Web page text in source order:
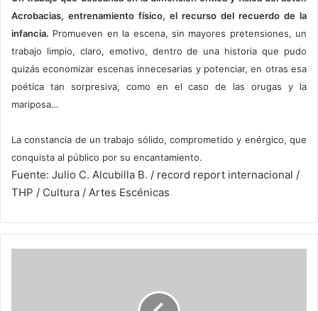
Acrobacias, entrenamiento físico, el recurso del recuerdo de la
infancia. Promueven en la escena, sin mayores pretensiones, un
trabajo limpio, claro, emotivo, dentro de una historia que pudo
quizás economizar escenas innecesarias y potenciar, en otras esa
poética tan sorpresiva, como en el caso de las orugas y la
mariposa…
La constancia de un trabajo sólido, comprometido y enérgico, que
conquista al público por su encantamiento.
Fuente: Julio C. Alcubilla B. / record report internacional /
THP / Cultura / Artes Escénicas